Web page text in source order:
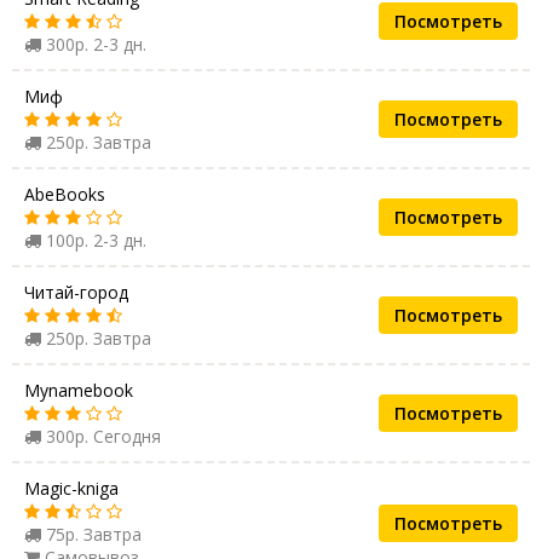
300р. 2-3 дн.
Посмотреть
Миф
250р. Завтра
Посмотреть
AbeBooks
100р. 2-3 дн.
Посмотреть
Читай-город
250р. Завтра
Посмотреть
Mynamebook
300р. Сегодня
Посмотреть
Magic-kniga
75р. Завтра
Посмотреть